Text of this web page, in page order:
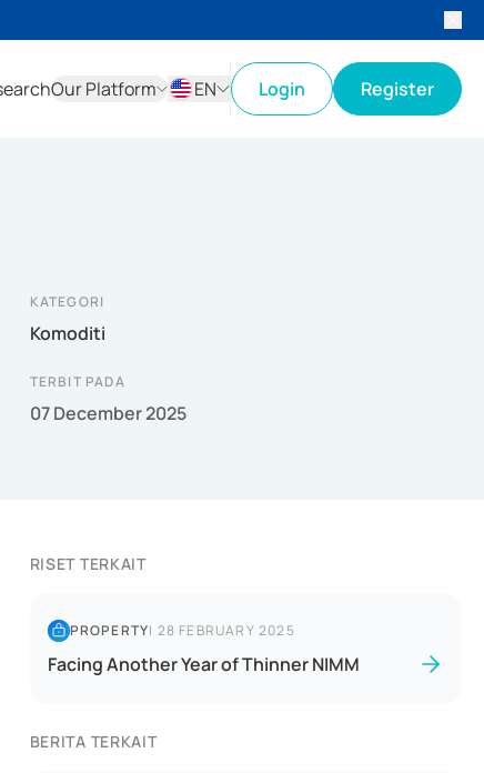
Our Platform
EN
Login Register
KATEGORI
Komoditi
TERBIT PADA
07 December 2025
RISET TERKAIT
PROPERTY| 28 FEBRUARY 2025
Facing Another Year of Thinner NIMM
BERITA TERKAIT